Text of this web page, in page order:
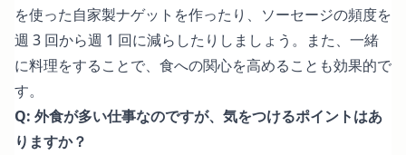
を使った自家製ナゲットを作ったり、ソーセージの頻度を
週 3 回から週 1 回に減らしたりしましょう。また、一緒
に料理をすることで、食への関心を高めることも効果的で
す。
Q: 外食が多い仕事なのですが、気をつけるポイントはあ
りますか？